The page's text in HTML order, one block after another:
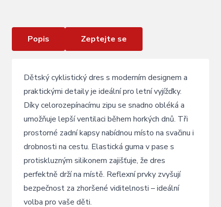
Popis Zeptejte se
Dětský cyklistický dres s moderním designem a
praktickými detaily je ideální pro letní vyjížďky.
Díky celorozepínacímu zipu se snadno obléká a
umožňuje lepší ventilaci během horkých dnů. Tři
prostorné zadní kapsy nabídnou místo na svačinu i
drobnosti na cestu. Elastická guma v pase s
protiskluzným silikonem zajišťuje, že dres
perfektně drží na místě. Reflexní prvky zvyšují
bezpečnost za zhoršené viditelnosti – ideální
volba pro vaše děti.